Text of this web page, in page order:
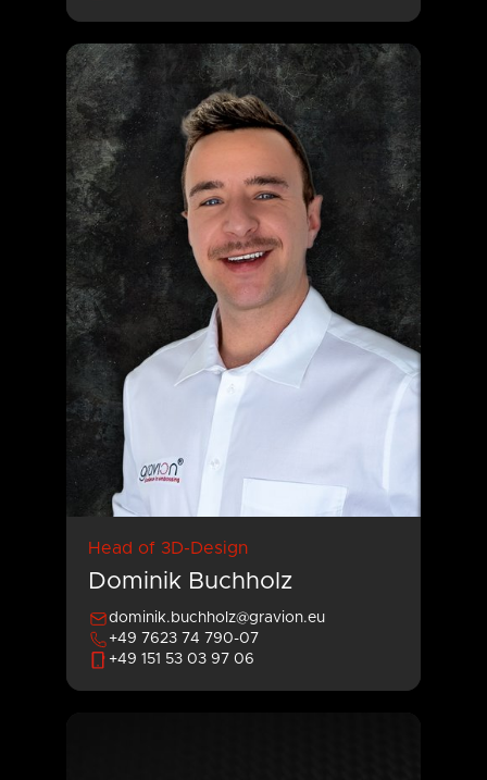
Head of 3D-Design
Dominik Buchholz
dominik.buchholz@gravion.eu
+49 7623 74 790-07
+49 151 53 03 97 06